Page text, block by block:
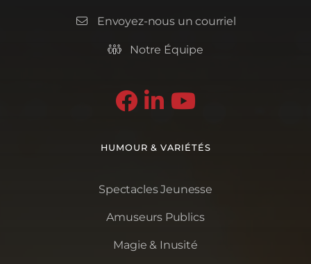
 Envoyez-nous un courriel
 Notre Équipe
  
HUMOUR & VARIÉTÉS
Spectacles Jeunesse
Amuseurs Publics
Magie & Inusité